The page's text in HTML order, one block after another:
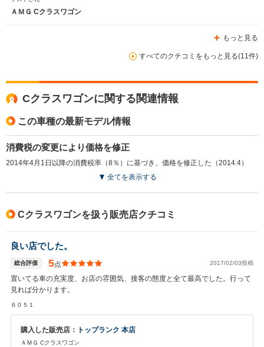
ＡＭＧ Cクラスワゴン
もっと見る
すべてのクチコミをもっと見る(11件)
Cクラスワゴンに関する関連情報
この車種の最新モデル情報
消費税の変更により価格を修正
2014年4月1日以降の消費税率（8％）に基づき、価格を修正した（2014.4）
全てを表示する
Cクラスワゴンを扱う販売店クチコミ
良い店でした。
総合評価 5点 2017/02/03投稿
置いてる車の充実度、お店の雰囲気、接客の態度と全て最高でした。行って
見れば分かります。
６０５１
購入した販売店： トップランク 本店
ＡＭＧ Cクラスワゴン